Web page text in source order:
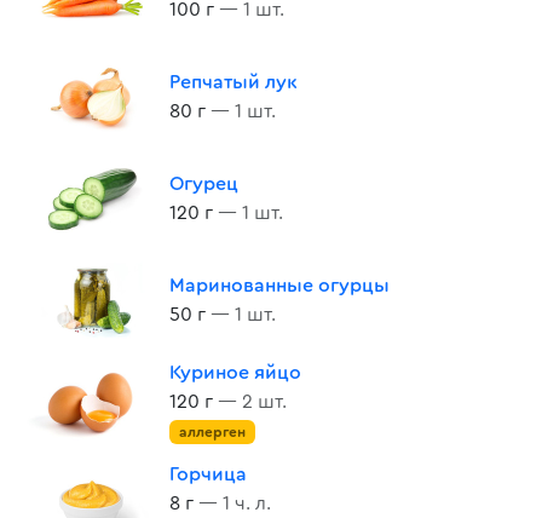
100 г — 1 шт.
Репчатый лук
80 г — 1 шт.
Огурец
120 г — 1 шт.
Маринованные огурцы
50 г — 1 шт.
Куриное яйцо
120 г — 2 шт.
аллерген
Горчица
8 г — 1 ч. л.